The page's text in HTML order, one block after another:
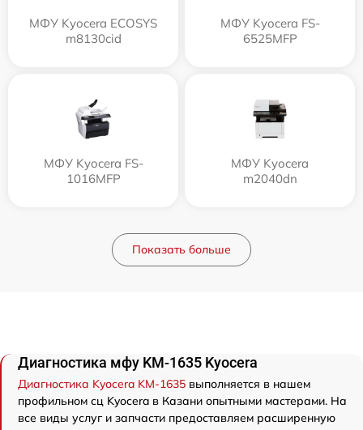
МФУ Kyocera ECOSYS
m8130cid
МФУ Kyocera FS-
6525MFP
МФУ Kyocera FS-
1016MFP
МФУ Kyocera
m2040dn
Показать больше
Диагностика мфу KM-1635 Kyocera
Диагностика Kyocera KM-1635 выполняется в нашем
профильном сц Kyocera в Казани опытными мастерами. На
все виды услуг и запчасти предоставляем расширенную